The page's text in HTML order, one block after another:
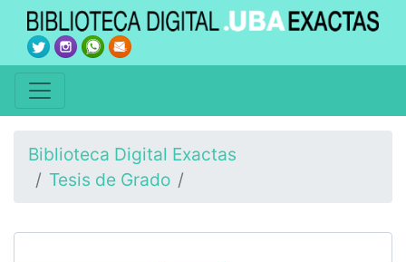
Biblioteca Digital Exactas
Tesis de Grado